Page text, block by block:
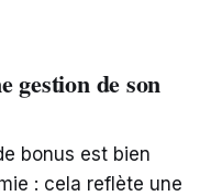
gestion de son
bonus est bien
: cela reflète une